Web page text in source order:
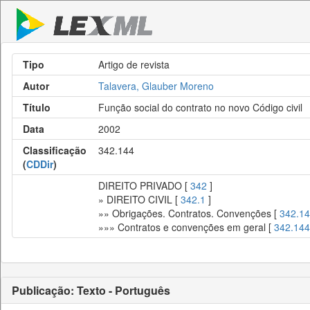
Tipo
Artigo de revista
Autor
Talavera, Glauber Moreno
Título
Função social do contrato no novo Código civil
Data
2002
Classificação
(CDDir)
342.144
DIREITO PRIVADO [ 342 ]
» DIREITO CIVIL [ 342.1 ]
»» Obrigações. Contratos. Convenções [ 342.14
»»» Contratos e convenções em geral [ 342.144
Publicação: Texto - Português